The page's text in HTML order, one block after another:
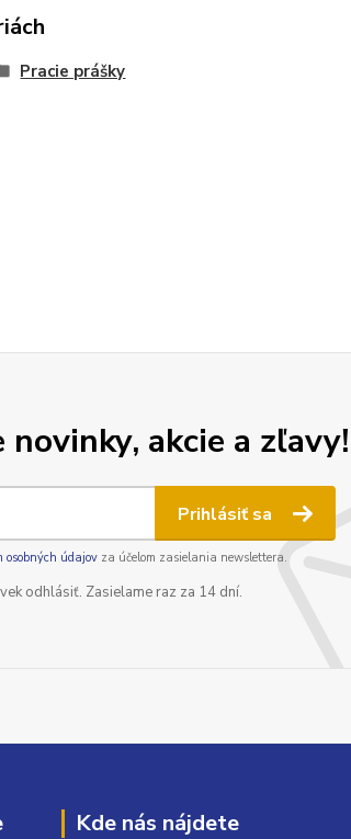
Pracie prášky
akcie a zľavy!
Prihlásiť sa
osobných údajovza účelom zasielania newslettera.
odhlásiť. Zasielame raz za 14 dní.
Kde nás nájdete